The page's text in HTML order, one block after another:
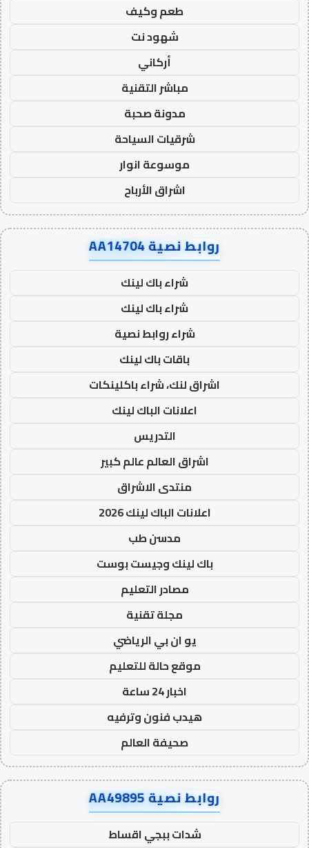
طعم وكيف
شهود نت
أركاني
مباشر التقنية
مدونة صحبة
شرقيات السياحة
موسوعة انوار
اشراق الأرباح
روابط نصية AA14704
شراء باك لينك
شراء باك لينك
شراء روابط نصية
باقات باك لينك
اشراق لنك، شراء باكلينكات
اعلانات الباك لينك
التدريس
اشراق العالم عالم كبير
منتدى الاشراق
اعلانات الباك لينك 2026
مدسن طب
باك لينك وجيست بوست
مصادر التعليم
مجلة تقنية
يو ان بي الرياضي
موقع حالة للتعليم
اخبار 24 ساعة
هيدب فنون وترفيه
صحيفة العالم
روابط نصية AA49895
شدات ببجي اقساط